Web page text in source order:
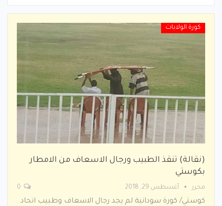
كورة الولايات
(نقالة) تنقذ الطبيب ورجال الاسعاف من الامطار
بكوستي
محرر أغسطس 29, 2018
كوستي/ كورة سودانية لم يجد رجال الاسعاف وطبيب اتحاد